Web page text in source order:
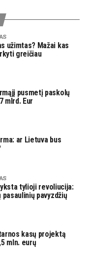
užimtas? Mažai kas
greičiau
pusmetį paskolų
mlrd. Eur
ar Lietuva bus
tylioji revoliucija:
pavyzdžių
kasų projektą
mln. eurų